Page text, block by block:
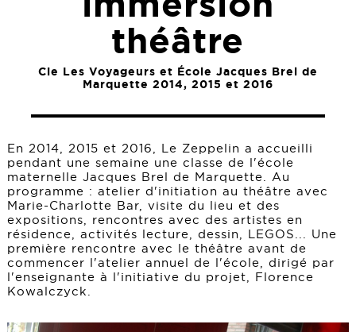
théâtre
Cie Les Voyageurs et École Jacques Brel de
Marquette 2014, 2015 et 2016
En 2014, 2015 et 2016, Le Zeppelin a accueilli
pendant une semaine une classe de l'école
maternelle Jacques Brel de Marquette. Au
programme : atelier d'initiation au théâtre avec
Marie-Charlotte Bar, visite du lieu et des
expositions, rencontres avec des artistes en
résidence, activités lecture, dessin, LEGOS... Une
première rencontre avec le théâtre avant de
commencer l'atelier annuel de l'école, dirigé par
l'enseignante à l'initiative du projet, Florence
Kowalczyck.